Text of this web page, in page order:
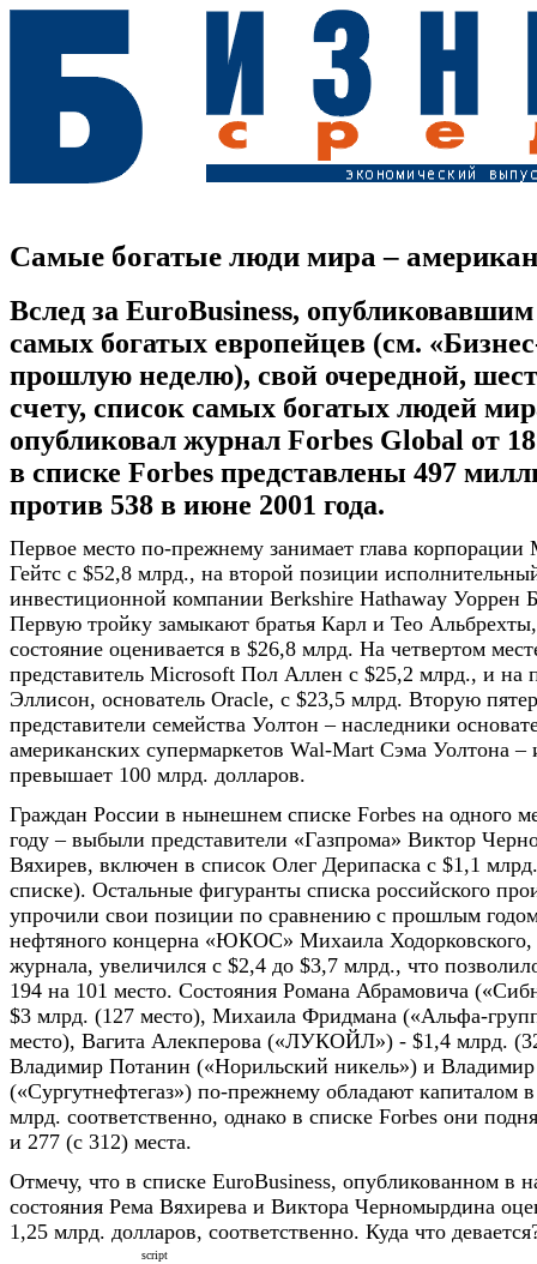
Самые богатые люди мира –
Вслед за EuroBusiness,
самых богатых европейцев (см.
прошлую неделю), свой очередной,
счету, список самых богатых людей
опубликовал журнал Forbes Global от
в списке Forbes представлены 497
против 538 в июне 2001 года.
Первое место по-прежнему занимает глава
Гейтс с $52,8 млрд., на второй позиции
инвестиционной компании Berkshire Hathaway Уоррен
Первую тройку замыкают братья Карл и Тео
состояние оценивается в $26,8 млрд. На четвертом
представитель Microsoft Пол Аллен с $25,2 млрд., и на
Эллисон, основатель Oracle, с $23,5 млрд. Вторую
представители семейства Уолтон – наследники
американских супермаркетов Wal-Mart Сэма Уолтона –
превышает 100 млрд. долларов.
Граждан России в нынешнем списке Forbes на одного
году – выбыли представители «Газпрома» Виктор
Вяхирев, включен в список Олег Дерипаска с $1,1
списке). Остальные фигуранты списка российского
упрочили свои позиции по сравнению с прошлым
нефтяного концерна «ЮКОС» Михаила
журнала, увеличился с $2,4 до $3,7 млрд., что
194 на 101 место. Состояния Романа Абрамовича
$3 млрд. (127 место), Михаила Фридмана («Альфа-
место), Вагита Алекперова («ЛУКОЙЛ») - $1,4 млрд.
Владимир Потанин («Норильский никель») и Владимир
(«Сургутнефтегаз») по-прежнему обладают капиталом
млрд. соответственно, однако в списке Forbes они
и 277 (с 312) места.
Отмечу, что в списке EuroBusiness, опубликованном в
состояния Рема Вяхирева и Виктора Черномырдина
1,25 млрд. долларов, соответственно. Куда что
script